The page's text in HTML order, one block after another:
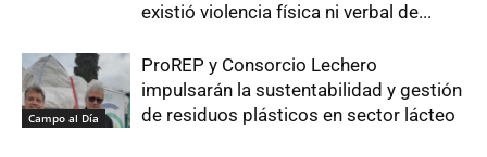
existió violencia física ni verbal de...
Campo al Día
ProREP y Consorcio Lechero
impulsarán la sustentabilidad y gestión
de residuos plásticos en sector lácteo